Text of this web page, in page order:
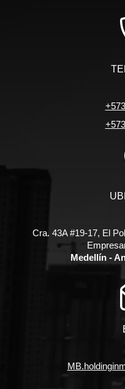
Cra. 43A #19-17, El
Medellín -